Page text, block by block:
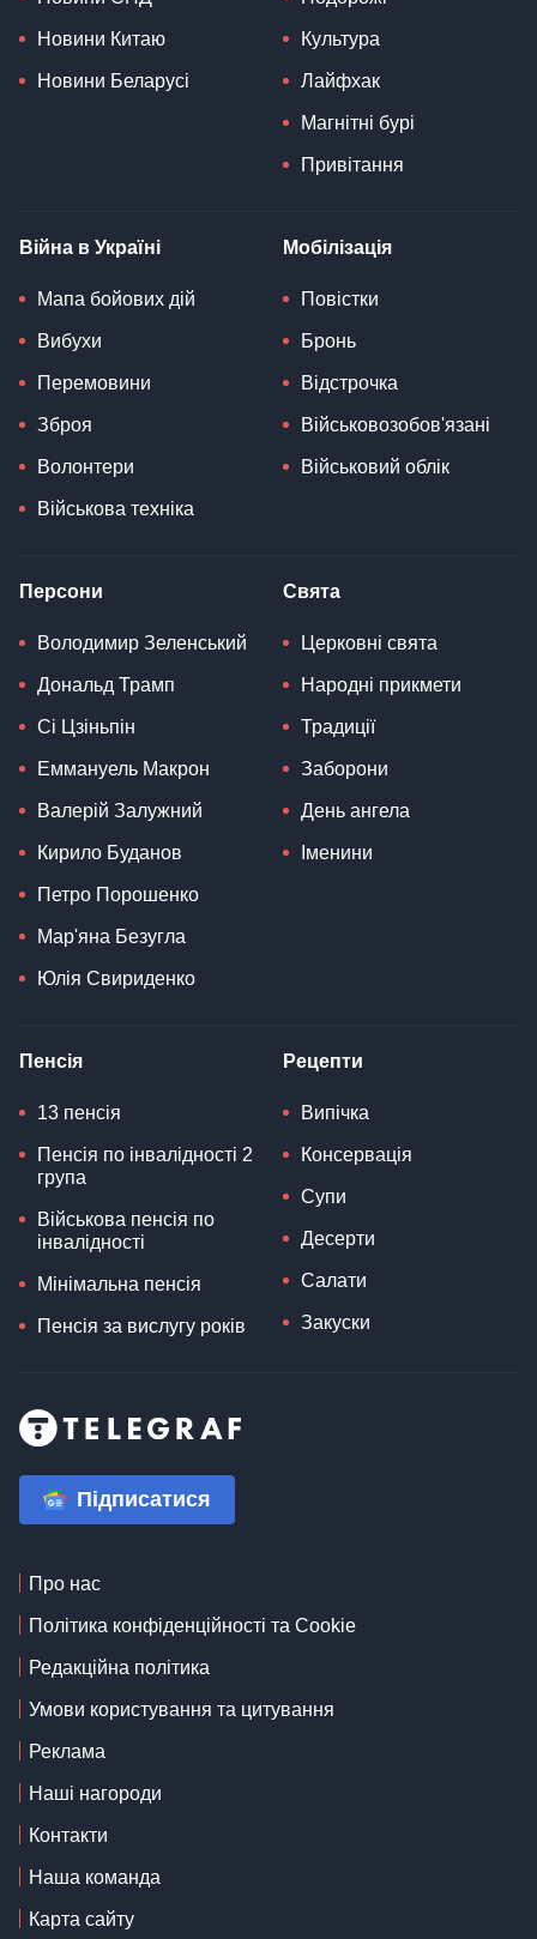
Новини Китаю
Новини Беларусі
Культура
Лайфхак
Магнітні бурі
Привітання
Війна в Україні
Мапа бойових дій
Вибухи
Перемовини
Зброя
Волонтери
Військова техніка
Мобілізація
Повістки
Бронь
Відстрочка
Військовозобов'язані
Військовий облік
Персони
Володимир Зеленський
Дональд Трамп
Сі Цзіньпін
Еммануель Макрон
Валерій Залужний
Кирило Буданов
Петро Порошенко
Мар'яна Безугла
Юлія Свириденко
Свята
Церковні свята
Народні прикмети
Традиції
Заборони
День ангела
Іменини
Пенсія
13 пенсія
Пенсія по інвалідності 2
група
Військова пенсія по
інвалідності
Мінімальна пенсія
Пенсія за вислугу років
Рецепти
Випічка
Консервація
Супи
Десерти
Салати
Закуски
Підписатися
Про нас
Політика конфіденційності та Cookie
Редакційна політика
Умови користування та цитування
Реклама
Наші нагороди
Контакти
Наша команда
Карта сайту